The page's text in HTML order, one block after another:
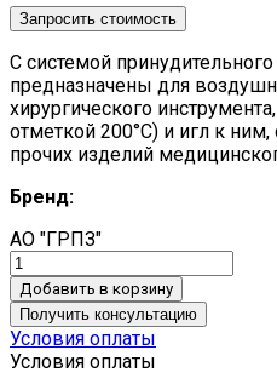
Запросить стоимость
С системой
предназначены для
хирургического
отметкой 200°С) и игл к
прочих изделий
Бренд:
АО "ГРПЗ"
Добавить в корзину
Получить консультацию
Условия оплаты
Условия оплаты